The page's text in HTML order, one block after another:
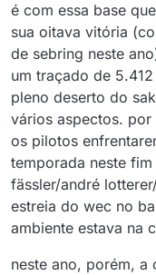
é com essa base
sua oitava vitória
de sebring neste
um traçado de
pleno deserto do
vários aspectos.
os pilotos
temporada neste
fässler/andré
estreia do wec no
ambiente estava na
neste ano, porém, a